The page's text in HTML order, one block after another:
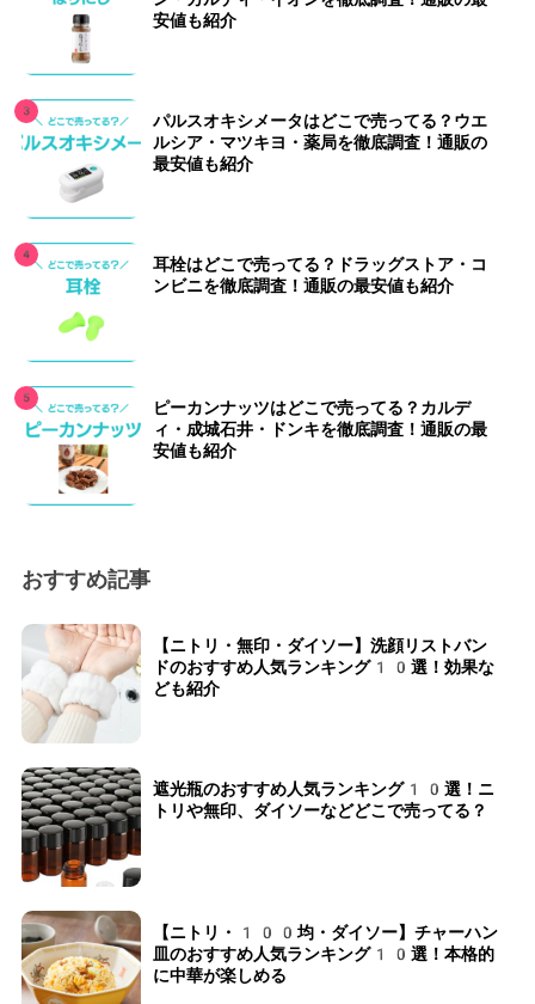
安値も紹介
パルスオキシメータはどこで売ってる？ウエ
ルシア・マツキヨ・薬局を徹底調査！通販の
最安値も紹介
耳栓はどこで売ってる？ドラッグストア・コ
ンビニを徹底調査！通販の最安値も紹介
ピーカンナッツはどこで売ってる？カルデ
ィ・成城石井・ドンキを徹底調査！通販の最
安値も紹介
おすすめ記事
【ニトリ・無印・ダイソー】洗顔リストバン
ドのおすすめ人気ランキング10選！効果な
ども紹介
遮光瓶のおすすめ人気ランキング10選！ニ
トリや無印、ダイソーなどどこで売ってる？
【ニトリ・100均・ダイソー】チャーハン
皿のおすすめ人気ランキング10選！本格的
に中華が楽しめる